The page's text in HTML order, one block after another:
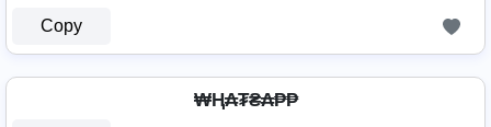
Copy
₩Ⱨ₳₮₴₳₱₱